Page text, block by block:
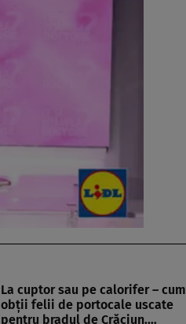
La cuptor sau pe calorifer – cum
obții felii de portocale uscate
pentru bradul de Crăciun.…